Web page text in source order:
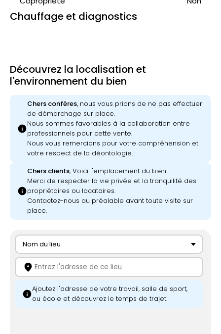
Chauffage et diagnostics
Découvrez la localisation et
l'environnement du bien
info
Chers confères, nous vous prions de ne pas effectuer
de démarchage sur place.
Nous sommes favorables à la collaboration entre
professionnels pour cette vente.
Nous vous remercions pour votre compréhension et
votre respect de la déontologie.
info
Chers clients, Voici l'emplacement du bien.
Merci de respecter la vie privée et la tranquilité des
propriétaires ou locataires.
Contactez-nous au préalable avant toute visite sur
place.
Nom du lieu
location_on
infoAjoutez l'adresse de votre travail, salle de sport,
ou école et découvrez le temps de trajet.